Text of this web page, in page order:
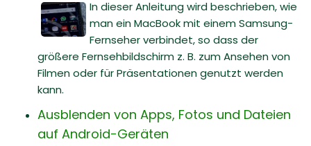
In dieser Anleitung wird beschrieben, wie
man ein MacBook mit einem Samsung-
Fernseher verbindet, so dass der
größere Fernsehbildschirm z. B. zum Ansehen von
Filmen oder für Präsentationen genutzt werden
kann.
Ausblenden von Apps, Fotos und Dateien
auf Android-Geräten